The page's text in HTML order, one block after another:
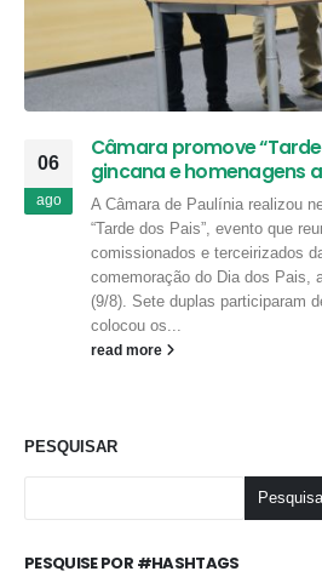
06
ago
Câmara promove
gincana e homenagens
A Câmara de Paulínia realizou
“Tarde dos Pais”, evento que
comissionados e terceirizados
comemoração do Dia dos Pais,
(9/8). Sete duplas participaram
colocou os...
read more
PESQUISAR
PESQUISE POR #HASHTAGS